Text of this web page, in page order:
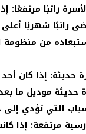
راتبًا مرتفعًا:
من منظومة
حديثة: إذا كان
التي تؤدي
مرتفعة: إذا